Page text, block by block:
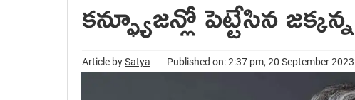
కన్ఫ్యూజన్లో పెట్టేసిన జక్కన్న
Article bySatya Published on: 2:37 pm, 20 September 2023